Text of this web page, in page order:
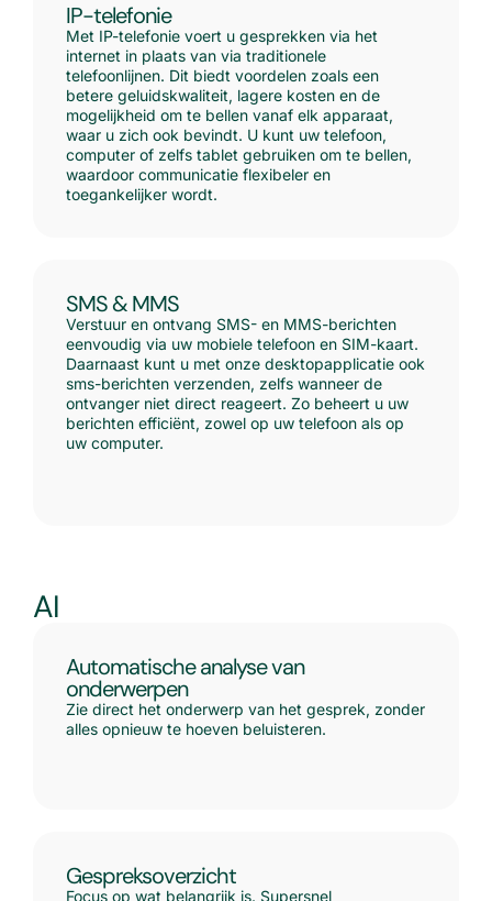
IP-telefonie
Met IP-telefonie voert u gesprekken via het
internet in plaats van via traditionele
telefoonlijnen. Dit biedt voordelen zoals een
betere geluidskwaliteit, lagere kosten en de
mogelijkheid om te bellen vanaf elk apparaat,
waar u zich ook bevindt. U kunt uw telefoon,
computer of zelfs tablet gebruiken om te bellen,
waardoor communicatie flexibeler en
toegankelijker wordt.
SMS & MMS
Verstuur en ontvang SMS- en MMS-berichten
eenvoudig via uw mobiele telefoon en SIM-kaart.
Daarnaast kunt u met onze desktopapplicatie ook
sms-berichten verzenden, zelfs wanneer de
ontvanger niet direct reageert. Zo beheert u uw
berichten efficiënt, zowel op uw telefoon als op
uw computer.
AI
Automatische analyse van
onderwerpen
Zie direct het onderwerp van het gesprek, zonder
alles opnieuw te hoeven beluisteren.
Gespreksoverzicht
Focus op wat belangrijk is. Supersnel